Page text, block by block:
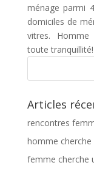
ménage parmi
domiciles de
vitres. Homme
toute
Articles
rencontres
homme
femme cherche